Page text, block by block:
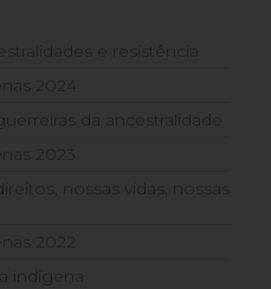
e resistência
2024
da ancestralidade
2023
nossas vidas, nossas
2022
indígena